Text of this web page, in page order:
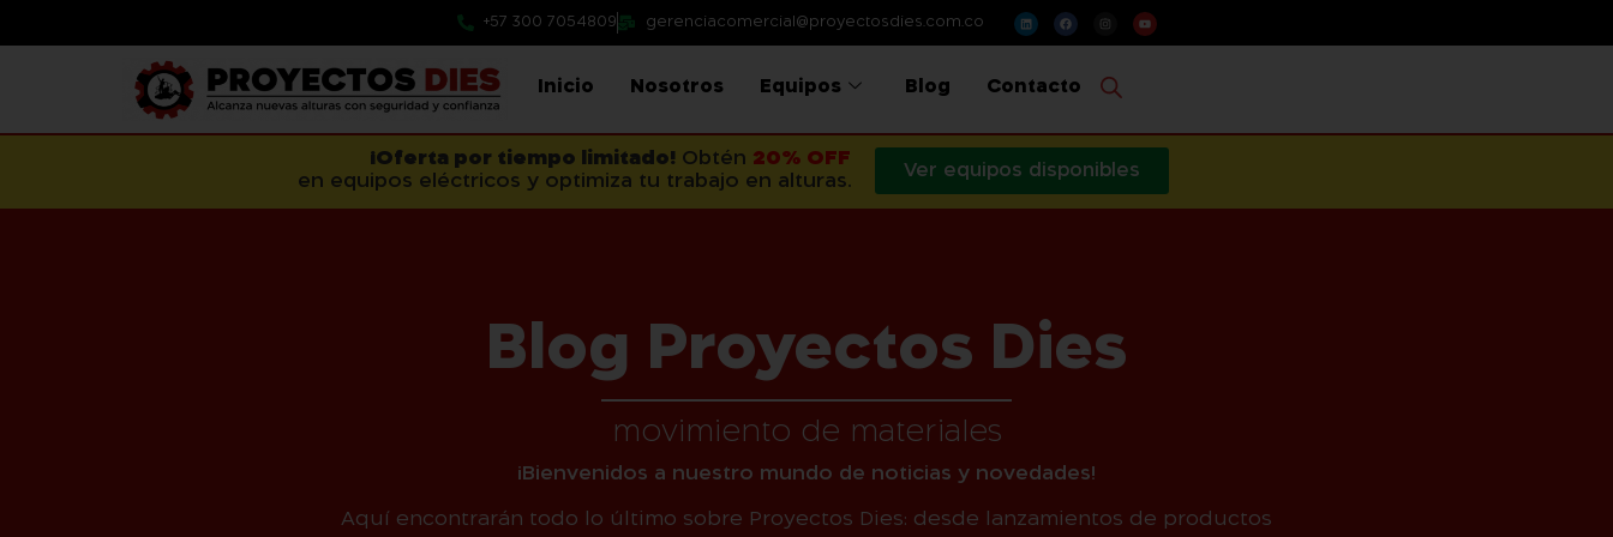
+57 300 7054809 gerenciacomercial@proyectosdies.com.co
Inicio Nosotros Equipos Blog Contacto
¡Oferta por tiempo limitado! Obtén 20% OFF
en equipos eléctricos y optimiza tu trabajo en alturas.
Ver equipos disponibles
Blog Proyectos Dies
movimiento de materiales
¡Bienvenidos a nuestro mundo de noticias y novedades!
Aquí encontrarán todo lo último sobre Proyectos Dies: desde lanzamientos de productos